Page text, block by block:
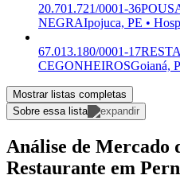
20.701.721/0001-36
NEGRAIpojuca, PE •
67.013.180/0001-17
CEGONHEIROSGoianá,
Mostrar listas completas
Sobre essa lista
Análise de Mercado
Restaurante em